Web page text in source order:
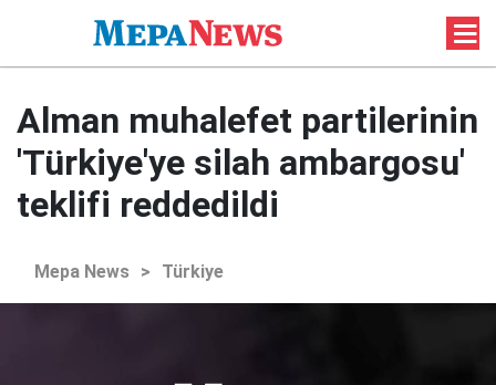
Alman muhalefet partilerinin
'Türkiye'ye silah ambargosu'
teklifi reddedildi
Mepa News > Türkiye